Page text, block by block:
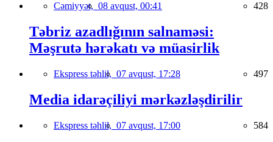
Cəmiyyət, 08 avqust, 00:41 428
Təbriz azadlığının salnaməsi:
Məşrutə hərəkatı və müasirlik
Ekspress təhlil, 07 avqust, 17:28 497
Media idarəçiliyi mərkəzləşdirilir
Ekspress təhlil, 07 avqust, 17:00 584